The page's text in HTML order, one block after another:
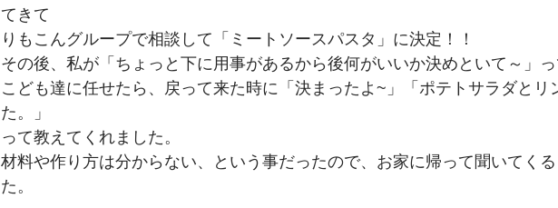
てきて
りもこんグループで相談して「ミートソースパスタ」に決定！！
その後、私が「ちょっと下に用事があるから後何がいいか決めといて～」
こども達に任せたら、戻って来た時に「決まったよ~」「ポテトサラダとリ
た。」
って教えてくれました。
材料や作り方は分からない、という事だったので、お家に帰って聞いてく
た。